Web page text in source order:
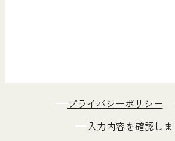
プライバシーポリシー
入力内容を確認しま